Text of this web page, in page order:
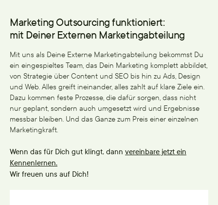
Marketing Outsourcing funktioniert:
mit Deiner Externen Marketingabteilung
Mit uns als Deine Externe Marketingabteilung bekommst Du
ein eingespieltes Team, das Dein Marketing komplett abbildet,
von Strategie über Content und SEO bis hin zu Ads, Design
und Web. Alles greift ineinander, alles zahlt auf klare Ziele ein.
Dazu kommen feste Prozesse, die dafür sorgen, dass nicht
nur geplant, sondern auch umgesetzt wird und Ergebnisse
messbar bleiben. Und das Ganze zum Preis einer einzelnen
Marketingkraft.
Wenn das für Dich gut klingt, dann vereinbare jetzt ein
Kennenlernen.
Wir freuen uns auf Dich!